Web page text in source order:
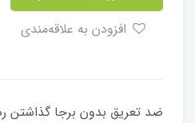
ضد تعریق بدون برجا گذاشتن